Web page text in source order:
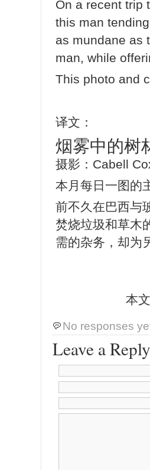
On a recent trip
this man
as mundane as
man, while
This photo and
译文：
烟雾中的树
摄影：Cabell
本月每日一图的
前不久在巴西与
焚烧垃圾和草木
需的杂务，却为
本
No responses
Leave a Reply